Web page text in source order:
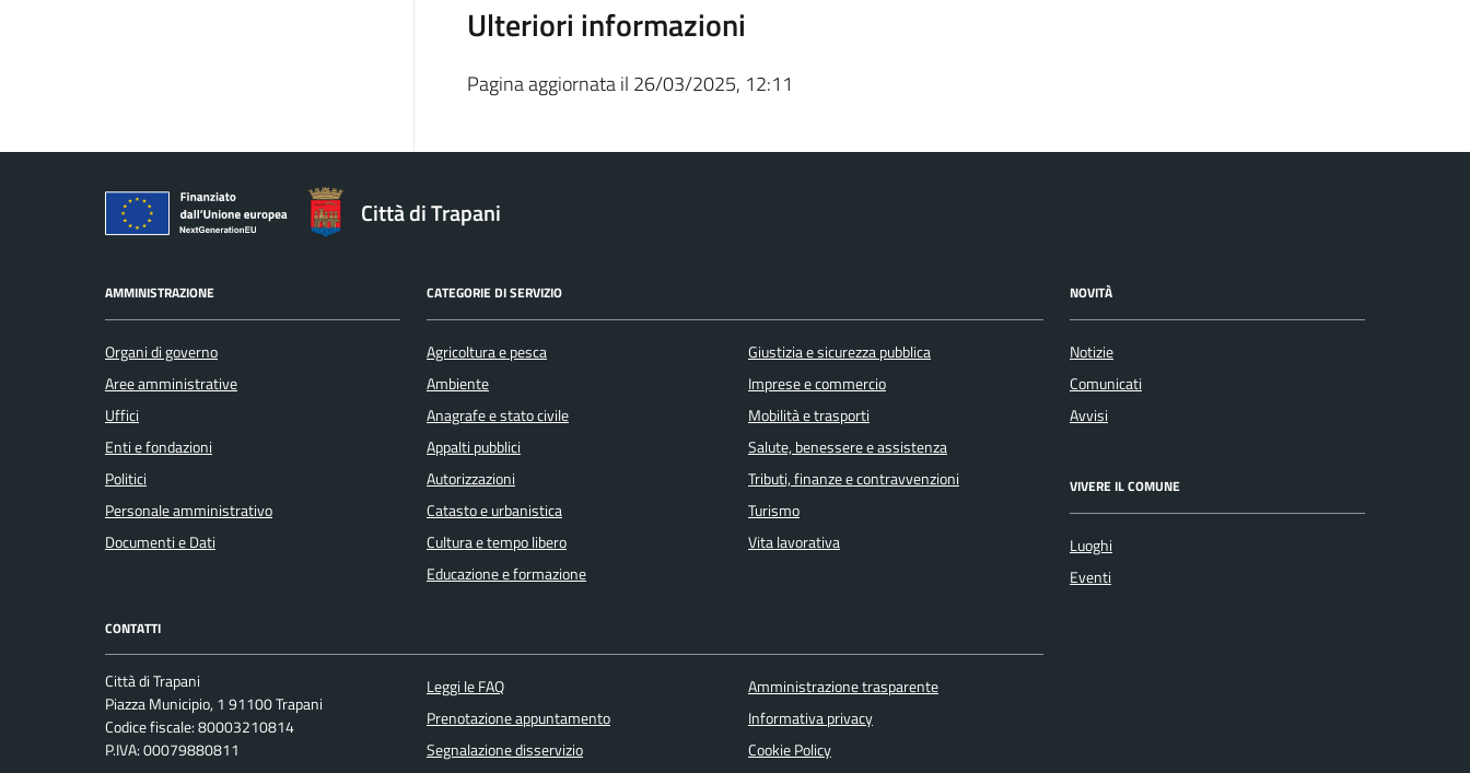
Ulteriori informazioni
Pagina aggiornata il 26/03/2025, 12:11
Città di Trapani
AMMINISTRAZIONE
Organi di governo
Aree amministrative
Uffici
Enti e fondazioni
Politici
Personale amministrativo
Documenti e Dati
CATEGORIE DI SERVIZIO
Agricoltura e pesca
Ambiente
Anagrafe e stato civile
Appalti pubblici
Autorizzazioni
Catasto e urbanistica
Cultura e tempo libero
Educazione e formazione
Giustizia e sicurezza pubblica
Imprese e commercio
Mobilità e trasporti
Salute, benessere e assistenza
Tributi, finanze e contravvenzioni
Turismo
Vita lavorativa
NOVITÀ
Notizie
Comunicati
Avvisi
VIVERE IL COMUNE
Luoghi
Eventi
CONTATTI
Città di Trapani
Piazza Municipio, 1 91100 Trapani
Codice fiscale: 80003210814
P.IVA: 00079880811
Leggi le FAQ
Prenotazione appuntamento
Segnalazione disservizio
Amministrazione trasparente
Informativa privacy
Cookie Policy